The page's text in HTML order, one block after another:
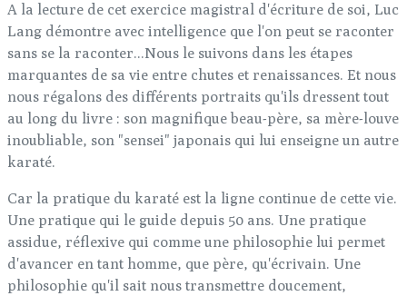
A la lecture de cet exercice magistral d'écriture de soi, Luc
Lang démontre avec intelligence que l'on peut se raconter
sans se la raconter...Nous le suivons dans les étapes
marquantes de sa vie entre chutes et renaissances. Et nous
nous régalons des différents portraits qu'ils dressent tout
au long du livre : son magnifique beau-père, sa mère-louve
inoubliable, son "sensei" japonais qui lui enseigne un autre
karaté.
Car la pratique du karaté est la ligne continue de cette vie.
Une pratique qui le guide depuis 50 ans. Une pratique
assidue, réflexive qui comme une philosophie lui permet
d'avancer en tant homme, que père, qu'écrivain. Une
philosophie qu'il sait nous transmettre doucement,